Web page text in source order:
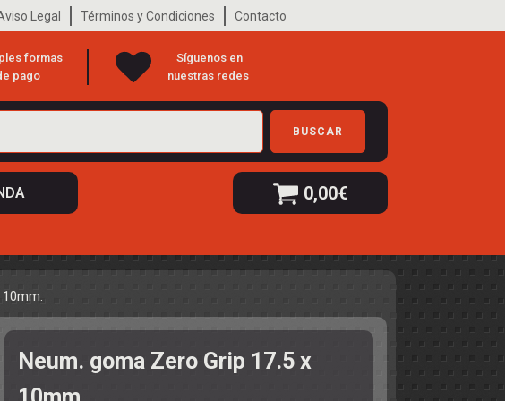
Legal Términos y Condiciones Contacto
formas
pago
Síguenos en
nuestras redes
BUSCAR
0,00€
Neum. goma Zero Grip 17.5 x